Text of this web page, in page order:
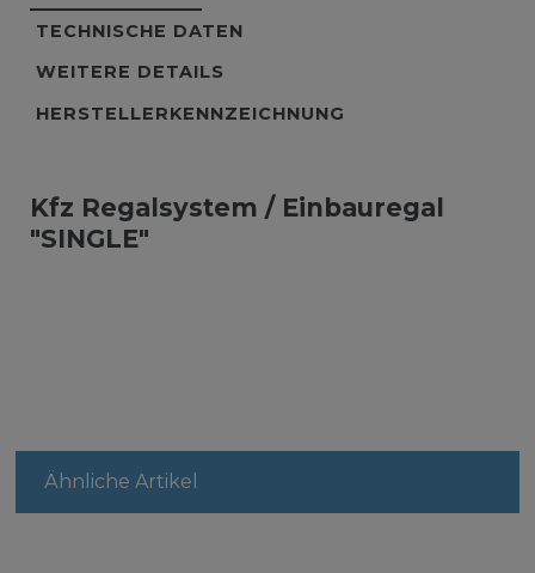
TECHNISCHE DATEN
WEITERE DETAILS
HERSTELLERKENNZEICHNUNG
Kfz Regalsystem / Einbauregal
"SINGLE"
Ähnliche Artikel